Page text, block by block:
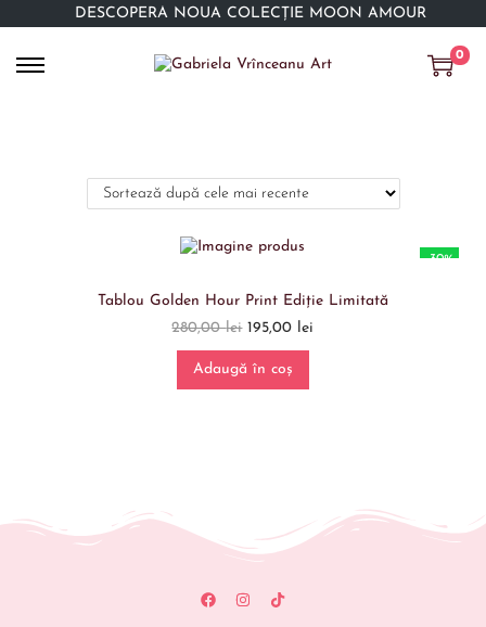
DESCOPERĂ NOUA COLECȚIE MOON AMOUR
0
-30%
Tablou Golden Hour Print Ediție Limitată
280,00lei 195,00 lei
Adaugă în coș